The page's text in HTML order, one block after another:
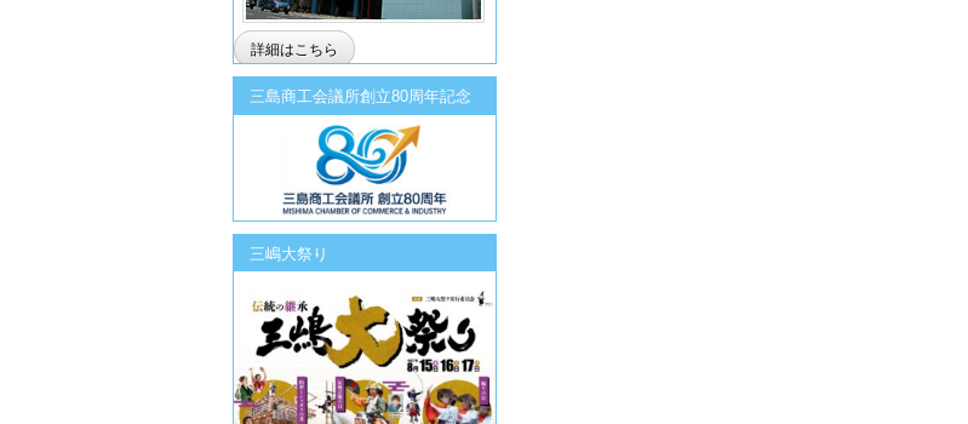
詳細はこちら
三島商工会議所創立80周年記念
三嶋大祭り